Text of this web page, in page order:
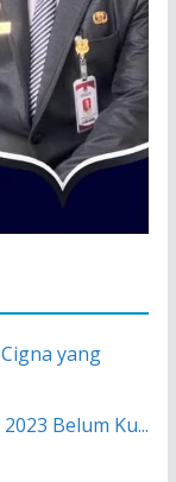
yang
Belum Ku...